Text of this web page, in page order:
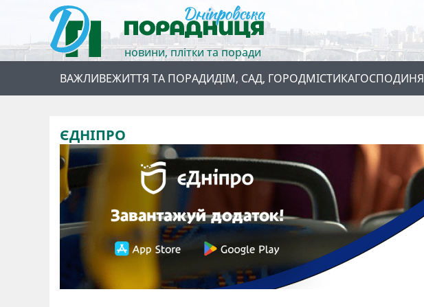
новини, плітки та поради
ВАЖЛИВЕЖИТТЯ ТА ПОРАДИДІМ, САД, ГОРОДМІСТИКАГОСПОДИНЯ
ЄДНІПРО